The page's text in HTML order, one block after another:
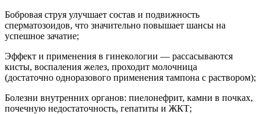
Бобровая струя улучшает состав и подвижность
сперматозоидов, что значительно повышает шансы на
успешное зачатие;
Эффект и применения в гинекологии — рассасываются
кисты, воспаления желез, проходит молочница
(достаточно одноразового применения тампона с раствором);
Болезни внутренних органов: пиелонефрит, камни в почках,
почечную недостаточность, гепатиты и ЖКТ;